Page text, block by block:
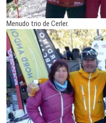
Menudo trio de Cerler.